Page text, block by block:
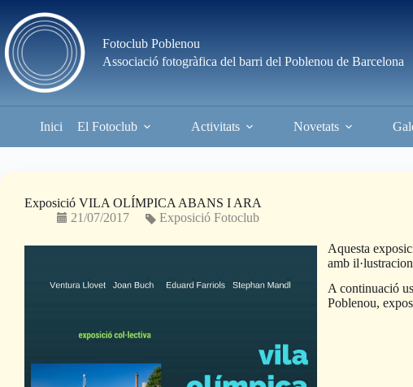
content
Fotoclub Poblenou
Associació fotogràfica del barri del Poblenou de Barcelona
Inici El Fotoclub Activitats Novetats
Exposició VILA OLÍMPICA ABANS I ARA
21/07/2017
Exposició Fotoclub
Aquesta
amb
A continuació
Poblenou,